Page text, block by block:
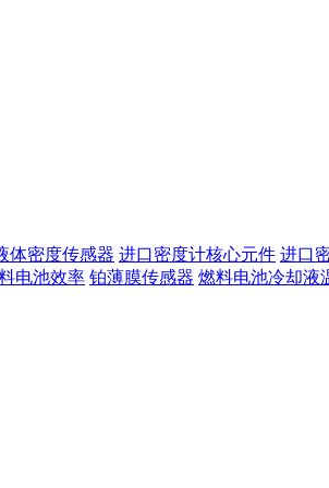
体密度传感器 进口密度计核心元件 进口
电池效率 铂薄膜传感器 燃料电池冷却液